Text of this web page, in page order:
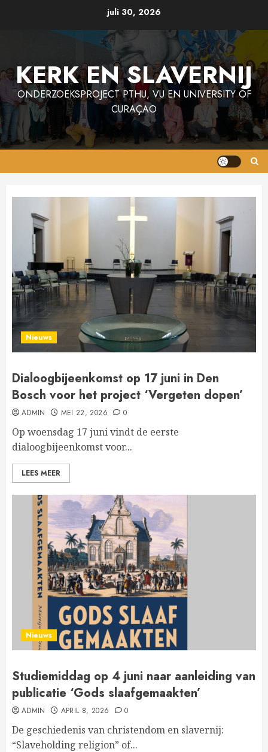
juli 30, 2026
KERK EN SLAVERNIJ
ONDERZOEKSPROJECT PTHU, VU EN UNIVERSITY OF
CURAÇAO
Nieuws
Dialoogbijeenkomst op 17 juni in Den
Bosch voor het project ‘Vergeten dopen’
ADMIN MEI 22, 2026 0
Op woensdag 17 juni vindt de eerste
dialoogbijeenkomst voor...
LEES MEER
Nieuws
Studiemiddag op 4 juni naar aanleiding van
publicatie ‘Gods slaafgemaakten’
ADMIN APRIL 8, 2026 0
De geschiedenis van christendom en slavernij:
“Slaveholding religion” of...